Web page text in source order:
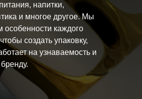
напитки,
и многое другое. Мы
особенности каждого
создать упаковку,
на узнаваемость и